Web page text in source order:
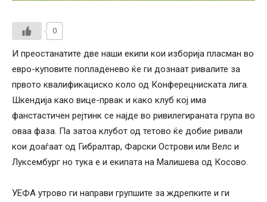
0
И преостанатите две наши екипи кои изборија пласман во
евро-куповите попладенево ќе ги дознаат ривалите за
првото квалификациско коло од Конферецниската лига.
Шкендија како вице-првак и како клуб кој има
фанстастичен рејтинк се најде во ривилегираната група во
оваа фаза. Па затоа клубот од тетово ќе добие ривали
кои доаѓаат од Гибралтар, Фарски Острови или Велс и
Луксембург но тука е и екипата на Малишева од Косово.
УЕФА утрово ги направи групшите за ждрепките и ги